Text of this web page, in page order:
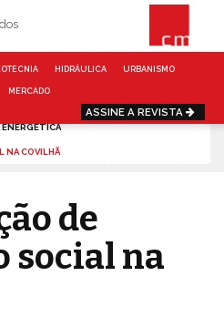
HIDRÁULICA URBANISMO
MERCADO
ASSINE A REVISTA
ENERGÉTICA
NA COVILHÃ
de
social na